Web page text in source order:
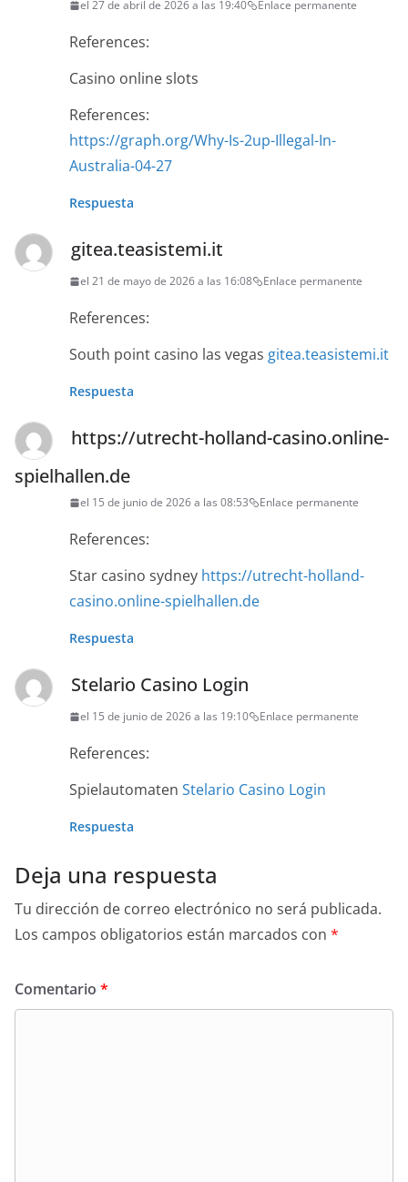
el 27 de abril de 2026 a las 19:40 Enlace permanente
References:
Casino online slots
References:
https://graph.org/Why-Is-2up-Illegal-In-
Australia-04-27
Respuesta
gitea.teasistemi.it
el 21 de mayo de 2026 a las 16:08 Enlace permanente
References:
South point casino las vegas gitea.teasistemi.it
Respuesta
https://utrecht-holland-casino.online-
spielhallen.de
el 15 de junio de 2026 a las 08:53 Enlace permanente
References:
Star casino sydney https://utrecht-holland-
casino.online-spielhallen.de
Respuesta
Stelario Casino Login
el 15 de junio de 2026 a las 19:10 Enlace permanente
References:
Spielautomaten Stelario Casino Login
Respuesta
Deja una respuesta
Tu dirección de correo electrónico no será publicada.
Los campos obligatorios están marcados con *
Comentario *